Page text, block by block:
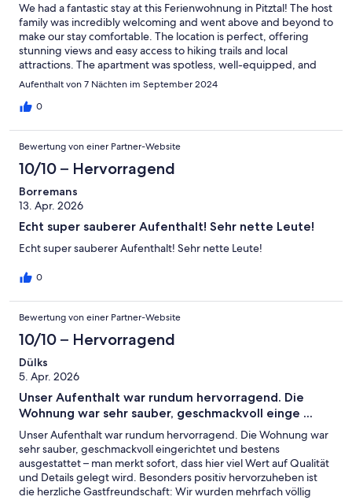
We had a fantastic stay at this Ferienwohnung in Pitztal! The host
family was incredibly welcoming and went above and beyond to
make our stay comfortable. The location is perfect, offering
stunning views and easy access to hiking trails and local
attractions. The apartment was spotless, well-equipped, and
cozy, providing everything we needed for a relaxing getaway.
We highly recommend this place for anyone looking for a
peaceful and scenic retreat in the mountains. We will definitely
Aufenthalt von 7 Nächten im September 2024
0
Bewertung von einer Partner-Website
10/10 – Hervorragend
Borremans
13. Apr. 2026
Echt super sauberer Aufenthalt! Sehr nette Leute!
Echt super sauberer Aufenthalt! Sehr nette Leute!
0
Bewertung von einer Partner-Website
10/10 – Hervorragend
Dülks
5. Apr. 2026
Unser Aufenthalt war rundum hervorragend. Die
Wohnung war sehr sauber, geschmackvoll einge ...
Unser Aufenthalt war rundum hervorragend. Die Wohnung war
sehr sauber, geschmackvoll eingerichtet und bestens
ausgestattet – man merkt sofort, dass hier viel Wert auf Qualität
und Details gelegt wird. Besonders positiv hervorzuheben ist
die herzliche Gastfreundschaft: Wir wurden mehrfach völlig